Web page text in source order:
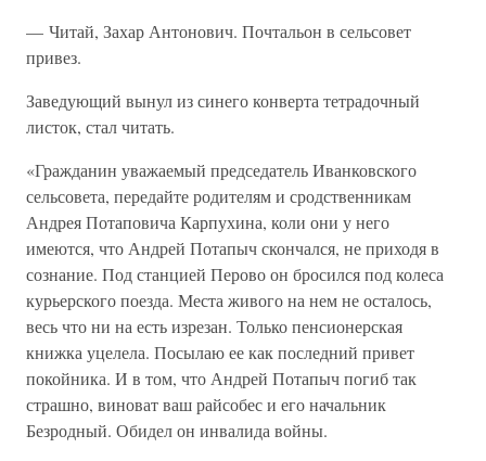
— Читай, Захар Антонович. Почтальон в сельсовет
привез.
Заведующий вынул из синего конверта тетрадочный
листок, стал читать.
«Гражданин уважаемый председатель Иванковского
сельсовета, передайте родителям и сродственникам
Андрея Потаповича Карпухина, коли они у него
имеются, что Андрей Потапыч скончался, не приходя в
сознание. Под станцией Перово он бросился под колеса
курьерского поезда. Места живого на нем не осталось,
весь что ни на есть изрезан. Только пенсионерская
книжка уцелела. Посылаю ее как последний привет
покойника. И в том, что Андрей Потапыч погиб так
страшно, виноват ваш райсобес и его начальник
Безродный. Обидел он инвалида войны.